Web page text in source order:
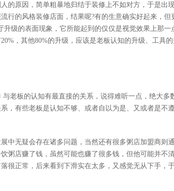
原因，简单粗暴地归结于装修上不如对方，于是出
行的风格装修店面，结果呢?有的生意确实好起来，但
级的表面现象，它所能起到的仅仅是视觉效果上那一
，其他80%的升级，应该是老板认知的升级、工具
老板的认知有最直接的关系，说得难听一点，绝大多
，有些老板是认知不够、或者自以为是、又或者是不
无疑会存在诸多问题，当然还有很多粥店加盟商则
粥店赚了钱，虽然可能也赚了很多钱，但他可能并不
很正常，后来看到下滑实在太多，又感觉无从下手，